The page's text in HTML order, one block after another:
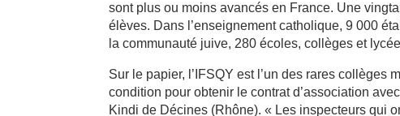
sont plus ou moins avancés en France. Une
élèves. Dans l’enseignement catholique, 9 000
la communauté juive, 280 écoles, collèges et
Sur le papier, l’IFSQY est l’un des rares collèges
condition pour obtenir le contrat d’association
Kindi de Décines (Rhône). « Les inspecteurs qui